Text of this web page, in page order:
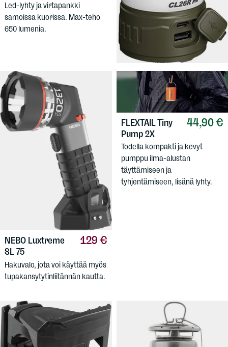
Led-lyhty ja virtapankki
samoissa kuorissa. Max-teho
650 lumenia.
89,90 €
FENIXCL26R
Pro 650lm
Ladattava led-lyhty joka toimii
myös virtapankkina.
129 €
NEBO Luxtreme
SL 75
Hakuvalo, jota voi käyttää myös
tupakansytytinliitännän kautta.
44,90 €
FLEXTAILTiny
Pump 2X
Todella kompakti ja kevyt
pumppu ilma-alustan
täyttämiseen ja
tyhjentämiseen, lisänä lyhty.